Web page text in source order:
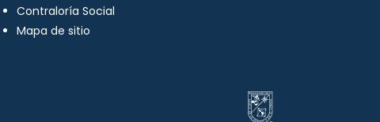
Contraloría Social
Mapa de sitio